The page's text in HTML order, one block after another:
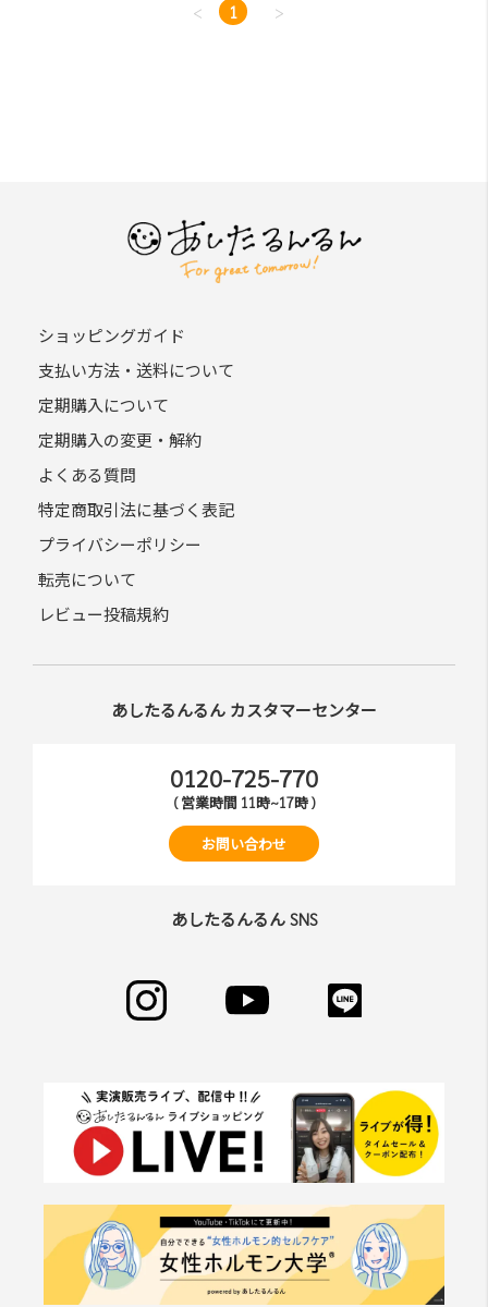
< 1 >
ショッピングガイド
支払い方法・送料について
定期購入について
定期購入の変更・解約
よくある質問
特定商取引法に基づく表記
プライバシーポリシー
転売について
レビュー投稿規約
あしたるんるん カスタマーセンター
0120-725-770
( 営業時間 11時~17時 )
お問い合わせ
あしたるんるん SNS